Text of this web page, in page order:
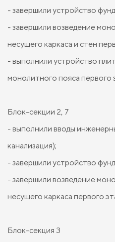
- завершили устройство
- завершили возведение
несущего каркаса и стен
- выполнили устройство
монолитного пояса первого
Блок-секции 2, 7
- выполнили вводы
канализация);
- завершили устройство
- завершили возведение
несущего каркаса первого
Блок-секция 3